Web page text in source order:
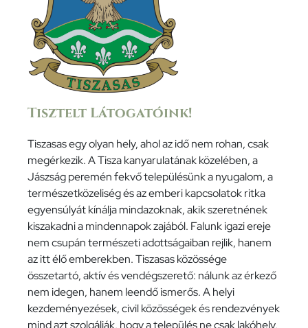
Tisztelt Látogatóink!
Tiszasas egy olyan hely, ahol az idő nem rohan, csak
megérkezik. A Tisza kanyarulatának közelében, a
Jászság peremén fekvő településünk a nyugalom, a
természetközeliség és az emberi kapcsolatok ritka
egyensúlyát kínálja mindazoknak, akik szeretnének
kiszakadni a mindennapok zajából. Falunk igazi ereje
nem csupán természeti adottságaiban rejlik, hanem
az itt élő emberekben. Tiszasas közössége
összetartó, aktív és vendégszerető: nálunk az érkező
nem idegen, hanem leendő ismerős. A helyi
kezdeményezések, civil közösségek és rendezvények
mind azt szolgálják, hogy a település ne csak lakóhely,